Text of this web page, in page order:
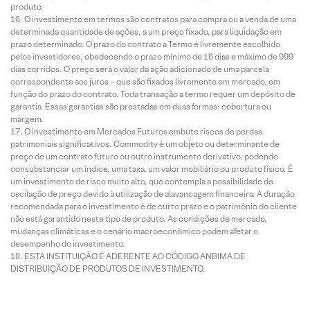
produto.
O investimento em termos são contratos para compra ou a venda de uma
determinada quantidade de ações, a um preço fixado, para liquidação em
prazo determinado. O prazo do contrato a Termo é livremente escolhido
pelos investidores, obedecendo o prazo mínimo de 16 dias e máximo de 999
dias corridos. O preço será o valor da ação adicionado de uma parcela
correspondente aos juros – que são fixados livremente em mercado, em
função do prazo do contrato. Toda transação a termo requer um depósito de
garantia. Essas garantias são prestadas em duas formas: cobertura ou
margem.
O investimento em Mercados Futuros embute riscos de perdas
patrimoniais significativos. Commodity é um objeto ou determinante de
preço de um contrato futuro ou outro instrumento derivativo, podendo
consubstanciar um índice, uma taxa, um valor mobiliário ou produto físico. É
um investimento de risco muito alto, que contempla a possibilidade de
oscilação de preço devido à utilização de alavancagem financeira. A duração
recomendada para o investimento é de curto prazo e o patrimônio do cliente
não está garantido neste tipo de produto. As condições de mercado,
mudanças climáticas e o cenário macroeconômico podem afetar o
desempenho do investimento.
ESTA INSTITUIÇÃO É ADERENTE AO CÓDIGO ANBIMA DE
DISTRIBUIÇÃO DE PRODUTOS DE INVESTIMENTO.